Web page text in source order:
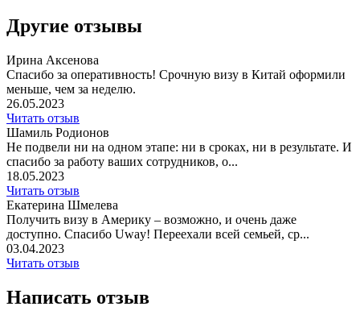
Другие отзывы
Ирина Аксенова
Спасибо за оперативность! Срочную визу в Китай оформили
меньше, чем за неделю.
26.05.2023
Читать отзыв
Шамиль Родионов
Не подвели ни на одном этапе: ни в сроках, ни в результате. И
спасибо за работу ваших сотрудников, о...
18.05.2023
Читать отзыв
Екатерина Шмелева
Получить визу в Америку – возможно, и очень даже
доступно. Спасибо Uway! Переехали всей семьей, ср...
03.04.2023
Читать отзыв
Написать отзыв